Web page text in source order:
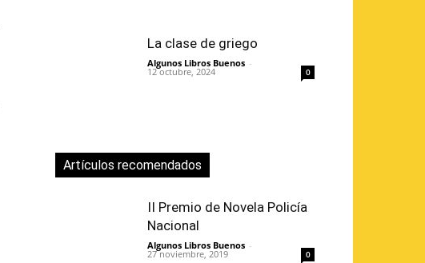
La clase de griego
Algunos Libros Buenos -
12 octubre, 2024 0
Artículos recomendados
II Premio de Novela Policía
Nacional
Algunos Libros Buenos -
27 noviembre, 2019 0